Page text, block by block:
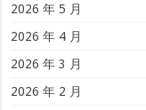
2026 年 5 月
2026 年 4 月
2026 年 3 月
2026 年 2 月